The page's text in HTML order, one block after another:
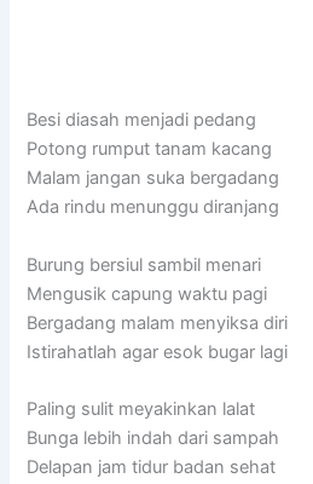
Besi diasah menjadi pedang
Potong rumput tanam kacang
Malam jangan suka bergadang
Ada rindu menunggu diranjang
Burung bersiul sambil menari
Mengusik capung waktu pagi
Bergadang malam menyiksa diri
Istirahatlah agar esok bugar lagi
Paling sulit meyakinkan lalat
Bunga lebih indah dari sampah
Delapan jam tidur badan sehat